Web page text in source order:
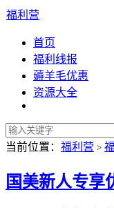
福利营
首页
福利线报
薅羊毛优惠
资源大全
当前位置： 福利营 >
国美新人专享